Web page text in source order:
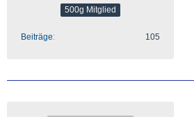
500g Mitglied
Beiträge 105